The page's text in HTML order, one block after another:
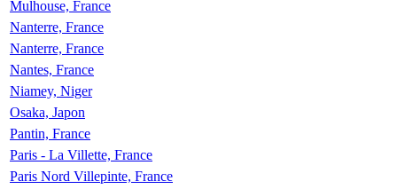
Mulhouse, France
Nanterre, France
Nanterre, France
Nantes, France
Niamey, Niger
Osaka, Japon
Pantin, France
Paris - La Villette, France
Paris Nord Villepinte, France